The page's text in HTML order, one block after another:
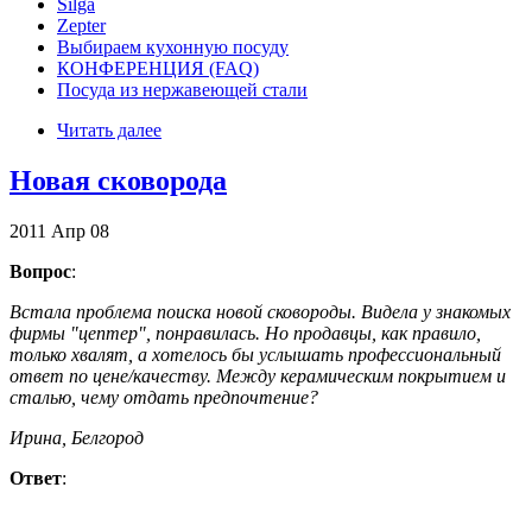
Zepter
Выбираем кухонную посуду
КОНФЕРЕНЦИЯ (FAQ)
Посуда из нержавеющей стали
Читать далее
Новая сковорода
2011 Апр 08
Вопрос:
Встала проблема поиска новой сковороды. Видела у знакомых
фирмы "цептер", понравилась. Но продавцы, как правило,
только хвалят, а хотелось бы услышать профессиональный
ответ по цене/качеству. Между керамическим покрытием и
сталью, чему отдать предпочтение?
Ирина, Белгород
Ответ: